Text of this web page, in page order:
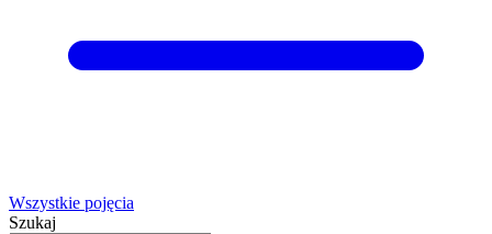
Wszystkie pojęcia
Szukaj